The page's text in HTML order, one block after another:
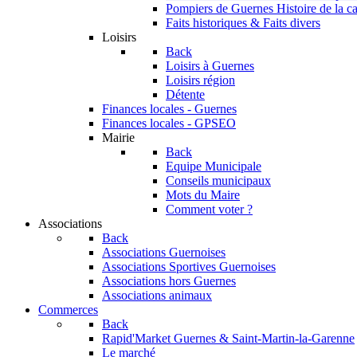
Pompiers de Guernes Histoire de la
Faits historiques & Faits divers
Loisirs
Back
Loisirs à Guernes
Loisirs région
Détente
Finances locales - Guernes
Finances locales - GPSEO
Mairie
Back
Equipe Municipale
Conseils municipaux
Mots du Maire
Comment voter ?
Associations
Back
Associations Guernoises
Associations Sportives Guernoises
Associations hors Guernes
Associations animaux
Commerces
Back
Rapid'Market Guernes & Saint-Martin-la-Garenne
Le marché